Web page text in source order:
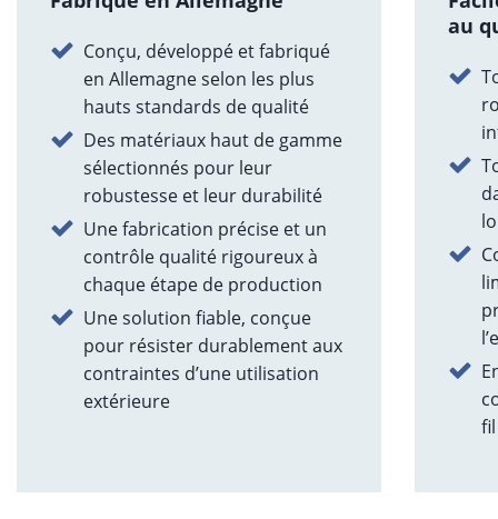
Conçu, développé et fabriqué
en Allemagne selon les plus
hauts standards de qualité
Des matériaux haut de gamme
sélectionnés pour leur
robustesse et leur durabilité
Une fabrication précise et un
contrôle qualité rigoureux à
chaque étape de production
Une solution fiable, conçue
pour résister durablement aux
contraintes d’une utilisation
extérieure
au